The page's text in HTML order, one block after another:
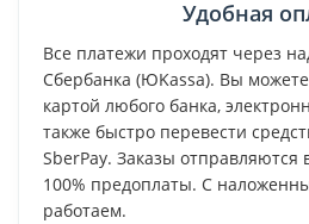
Удобная
Все платежи проходят через
Сбербанка (ЮKassa). Вы
картой любого банка,
также быстро перевести
SberPay. Заказы отправляются
100% предоплаты. С
работаем.